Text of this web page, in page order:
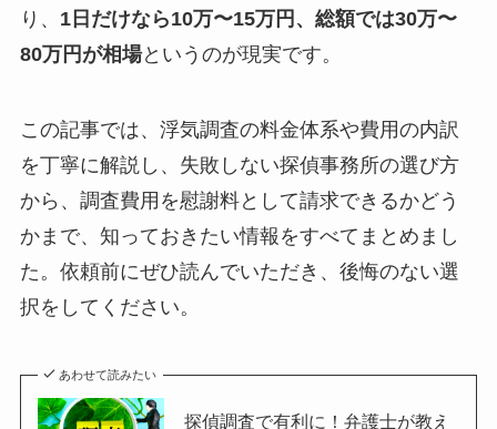
り、 1日だけなら10万〜15万円、総額では30万〜
80万円が相場というのが現実です。
この記事では、浮気調査の料金体系や費用の内訳
を丁寧に解説し、失敗しない探偵事務所の選び方
から、調査費用を慰謝料として請求できるかどう
かまで、知っておきたい情報をすべてまとめまし
た。依頼前にぜひ読んでいただき、後悔のない選
択をしてください。
あわせて読みたい
探偵調査で有利に！弁護士が教え